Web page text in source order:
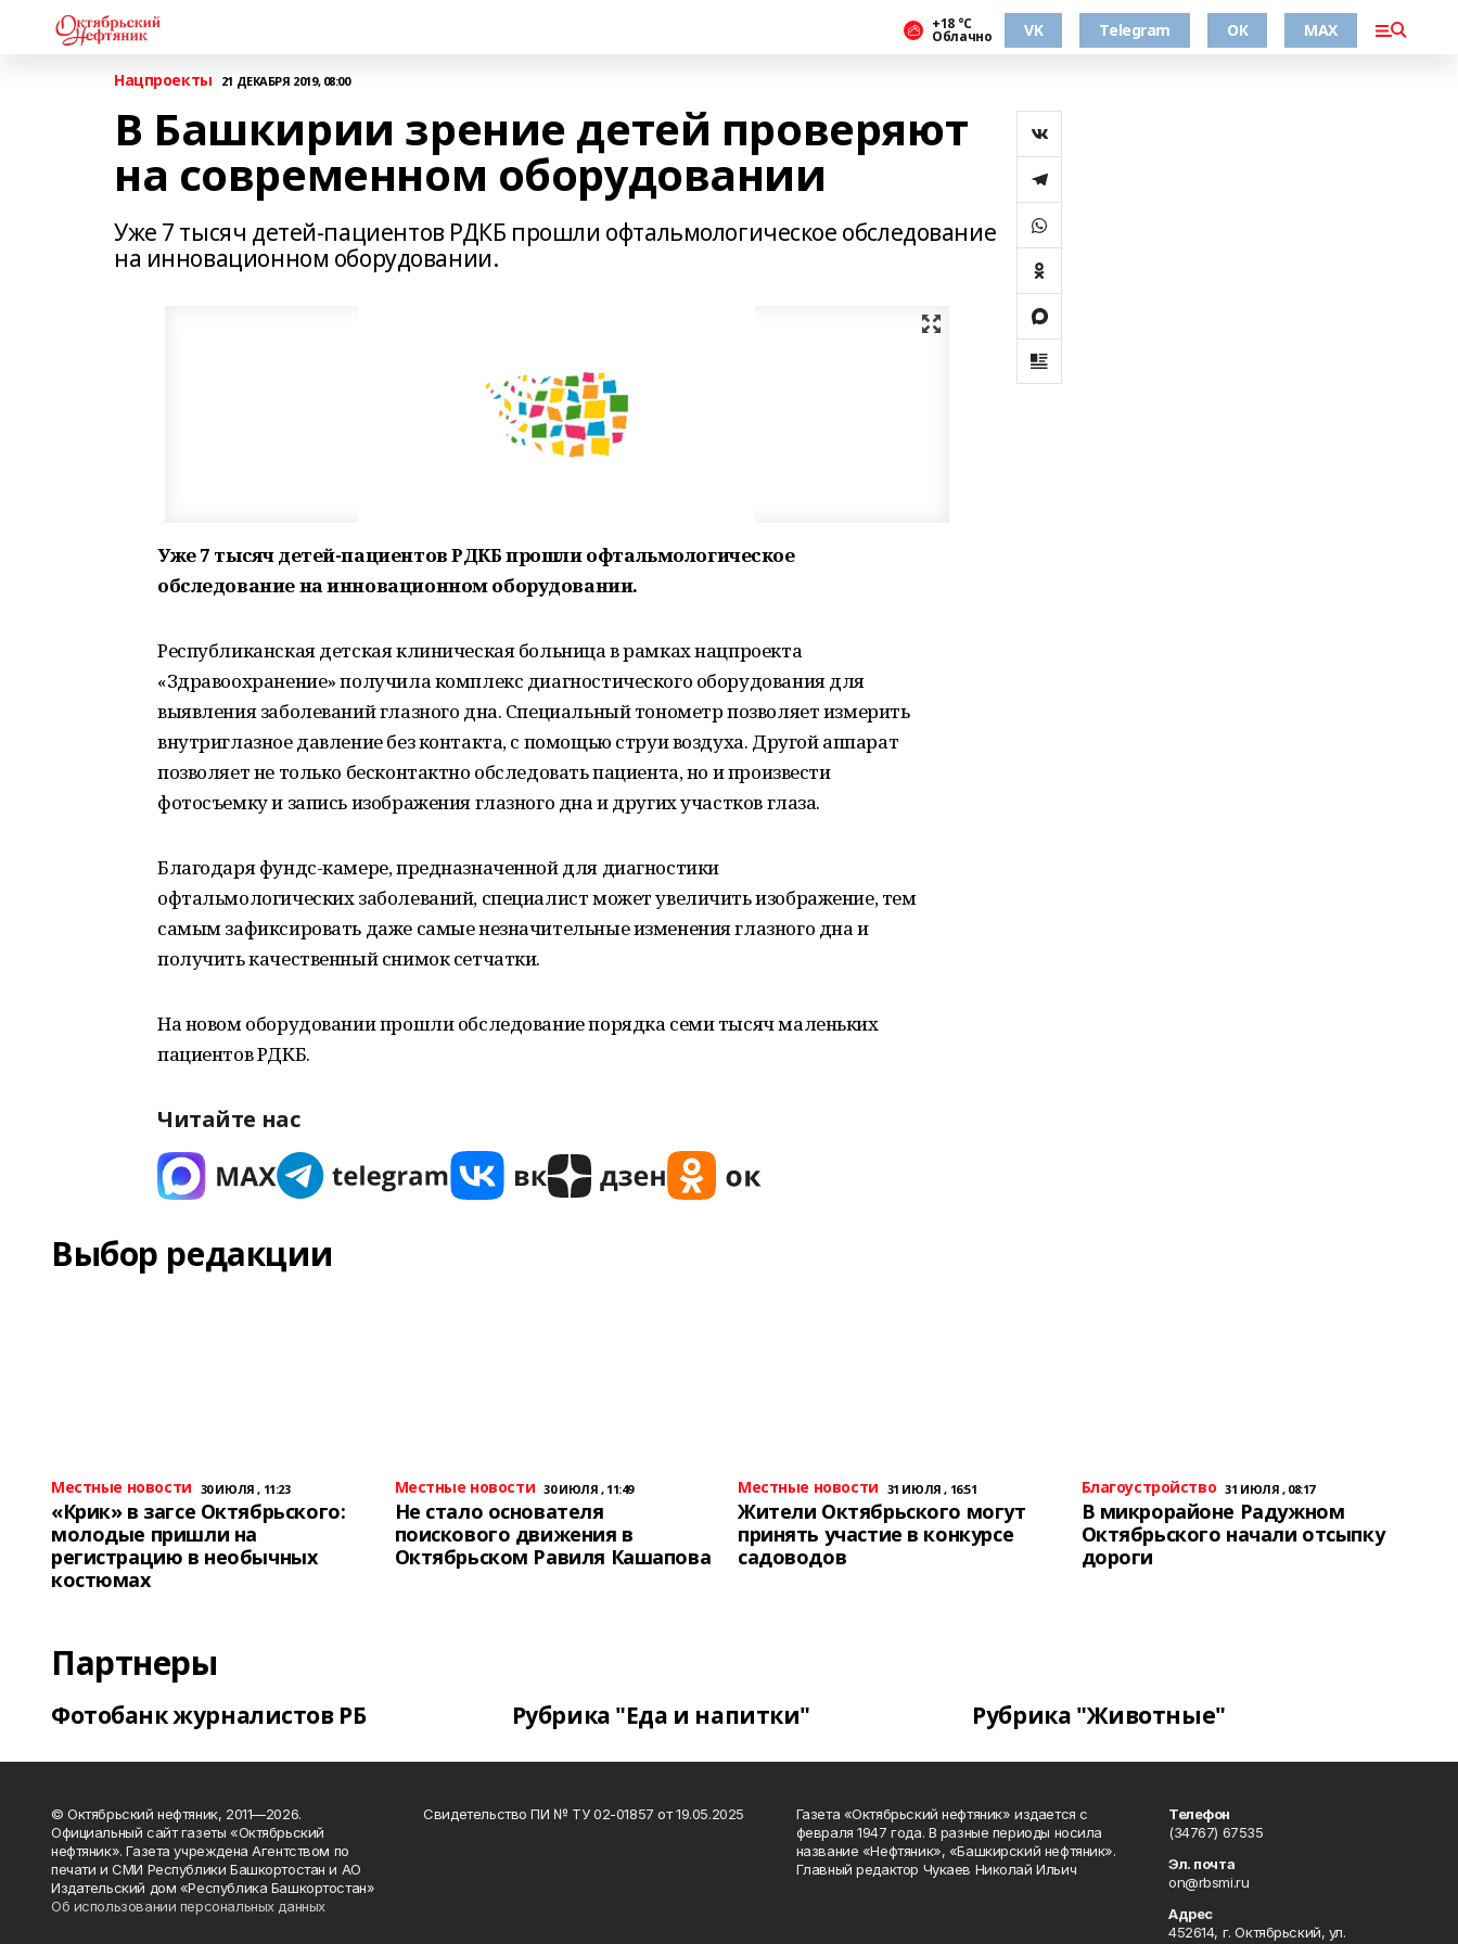
+18 °С
Облачно VK Telegram ОК MAX
Нацпроекты 21 ДЕКАБРЯ 2019, 08:00
В Башкирии зрение детей проверяют
на современном оборудовании
Уже 7 тысяч детей-пациентов РДКБ прошли офтальмологическое обследование
на инновационном оборудовании.
Уже 7 тысяч детей-пациентов РДКБ прошли офтальмологическое
обследование на инновационном оборудовании.
Республиканская детская клиническая больница в рамках нацпроекта
«Здравоохранение» получила комплекс диагностического оборудования для
выявления заболеваний глазного дна. Специальный тонометр позволяет измерить
внутриглазное давление без контакта, с помощью струи воздуха. Другой аппарат
позволяет не только бесконтактно обследовать пациента, но и произвести
фотосъемку и запись изображения глазного дна и других участков глаза.
Благодаря фундс-камере, предназначенной для диагностики
офтальмологических заболеваний, специалист может увеличить изображение, тем
самым зафиксировать даже самые незначительные изменения глазного дна и
получить качественный снимок сетчатки.
На новом оборудовании прошли обследование порядка семи тысяч маленьких
пациентов РДКБ.
Читайте нас
Выбор редакции
Местные новости 30 ИЮЛЯ , 11:23
«Крик» в загсе Октябрьского:
молодые пришли на
регистрацию в необычных
костюмах
Местные новости 30 ИЮЛЯ , 11:49
Не стало основателя
поискового движения в
Октябрьском Равиля Кашапова
Местные новости 31 ИЮЛЯ , 16:51
Жители Октябрьского могут
принять участие в конкурсе
садоводов
Благоустройство 31 ИЮЛЯ , 08:17
В микрорайоне Радужном
Октябрьского начали отсыпку
дороги
Партнеры
Фотобанк журналистов РБ Рубрика "Еда и напитки" Рубрика "Животные"
© Октябрьский нефтяник, 2011—2026.
Официальный сайт газеты «Октябрьский
нефтяник». Газета учреждена Агентством по
печати и СМИ Республики Башкортостан и АО
Издательский дом «Республика Башкортостан»
Об использовании персональных данных
Свидетельство ПИ № ТУ 02-01857 от 19.05.2025
Газета «Октябрьский нефтяник» издается с
февраля 1947 года. В разные периоды носила
название «Нефтяник», «Башкирский нефтяник».
Главный редактор Чукаев Николай Ильич
Телефон
(34767) 67535
Эл. почта
on@rbsmi.ru
Адрес
452614, г. Октябрьский, ул.